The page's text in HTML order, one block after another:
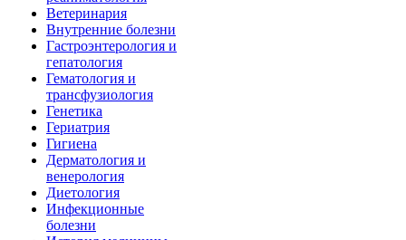
Ветеринария
Внутренние болезни
Гастроэнтерология и
гепатология
Гематология и
трансфузиология
Генетика
Гериатрия
Гигиена
Дерматология и
венерология
Диетология
Инфекционные
болезни